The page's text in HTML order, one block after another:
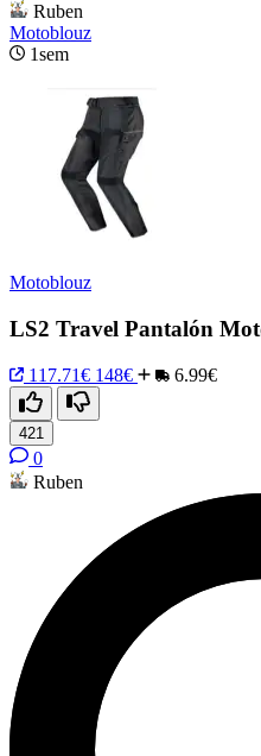
Ruben
Motoblouz
1sem
Motoblouz
LS2 Travel Pantalón
117.71€ 148€ 6.99€
421
0
Ruben